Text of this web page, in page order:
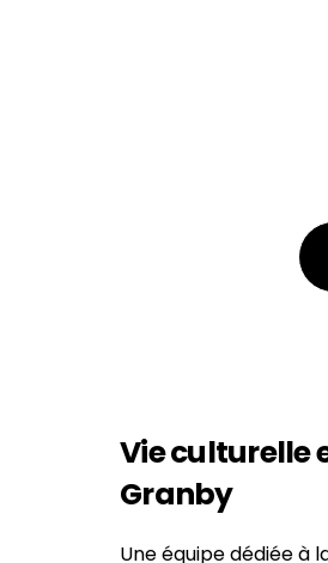
Vie culturelle
Granby
Une équipe dédiée à